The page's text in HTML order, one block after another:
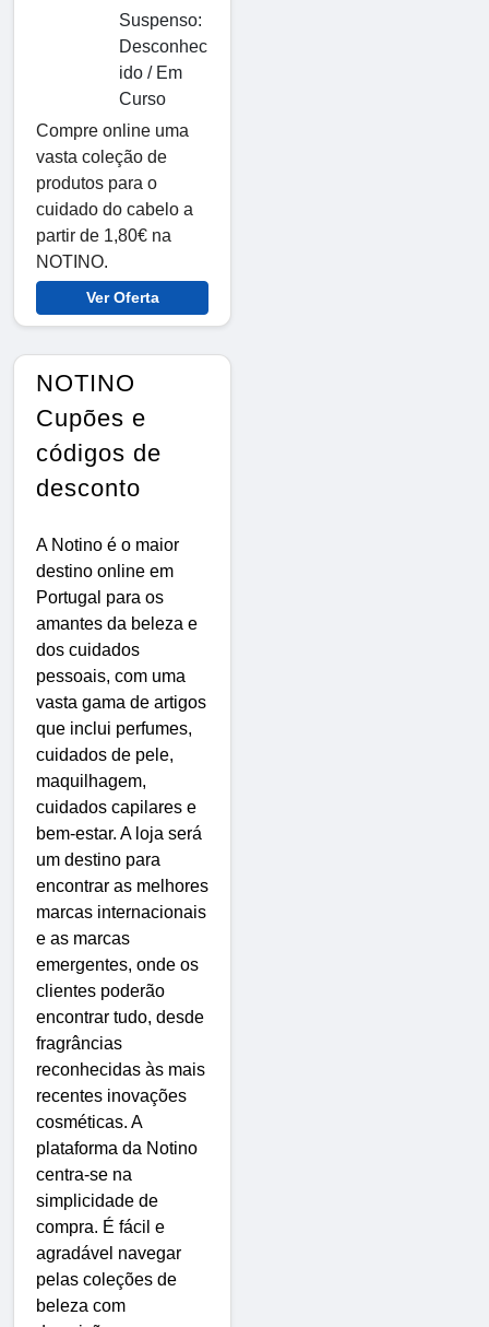
Suspenso:
Desconhec
ido / Em
Curso
Compre online uma
vasta coleção de
produtos para o
cuidado do cabelo a
partir de 1,80€ na
NOTINO.
Ver Oferta
NOTINO
Cupões e
códigos de
desconto
A Notino é o maior
destino online em
Portugal para os
amantes da beleza e
dos cuidados
pessoais, com uma
vasta gama de artigos
que inclui perfumes,
cuidados de pele,
maquilhagem,
cuidados capilares e
bem-estar. A loja será
um destino para
encontrar as melhores
marcas internacionais
e as marcas
emergentes, onde os
clientes poderão
encontrar tudo, desde
fragrâncias
reconhecidas às mais
recentes inovações
cosméticas. A
plataforma da Notino
centra-se na
simplicidade de
compra. É fácil e
agradável navegar
pelas coleções de
beleza com